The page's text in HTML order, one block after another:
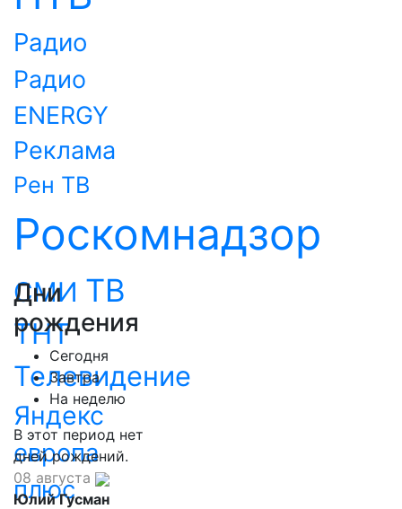
Радио
Радио
ENERGY
Реклама
Рен ТВ
Роскомнадзор
СМИ ТВ
ТНТ
Телевидение
Яндекс
европа
плюс
Дни
рождения
Сегодня
Завтра
На неделю
В этот период нет
дней рождений.
08 августа
Юлий Гусман